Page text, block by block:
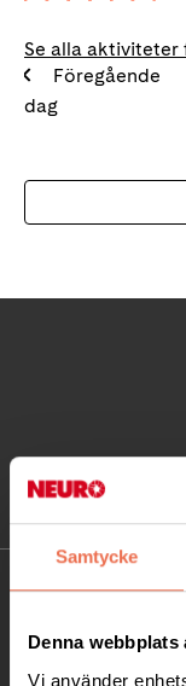
Samtycke
Denna webbplats
Vi använder
Se alla aktiviteter
Föregående
dag
KONTAKT
Besöksadress: